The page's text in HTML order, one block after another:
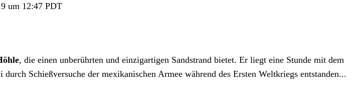
um 12:47 PDT
, die einen unberührten und einzigartigen Sandstrand bietet. Er liegt eine Stunde mit dem
durch Schießversuche der mexikanischen Armee während des Ersten Weltkriegs entstanden...